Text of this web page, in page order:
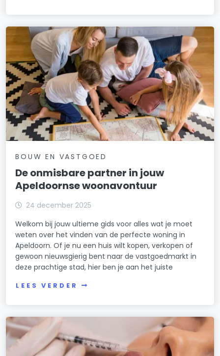
BOUW EN VASTGOED
De onmisbare partner in jouw
Apeldoornse woonavontuur
24 december 2025
Welkom bij jouw ultieme gids voor alles wat je moet
weten over het vinden van de perfecte woning in
Apeldoorn. Of je nu een huis wilt kopen, verkopen of
gewoon nieuwsgierig bent naar de vastgoedmarkt in
deze prachtige stad, hier ben je aan het juiste
LEES VERDER